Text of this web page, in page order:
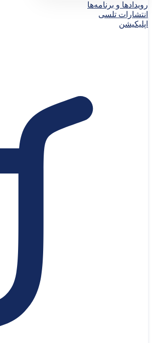
رویدادها و برنامه‌ها
انتشارات تلسی
اپلیکیشن